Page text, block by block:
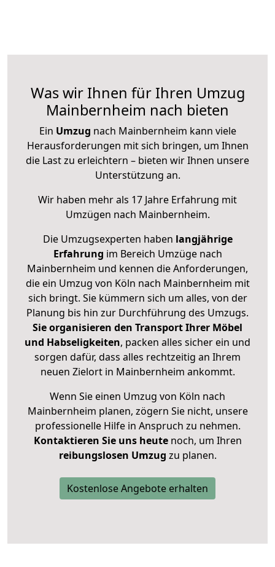
Was wir Ihnen für Ihren Umzug
Mainbernheim nach bieten
Ein Umzug nach Mainbernheim kann viele
Herausforderungen mit sich bringen, um Ihnen
die Last zu erleichtern – bieten wir Ihnen unsere
Unterstützung an.
Wir haben mehr als 17 Jahre Erfahrung mit
Umzügen nach Mainbernheim.
Die Umzugsexperten haben langjährige
Erfahrung im Bereich Umzüge nach
Mainbernheim und kennen die Anforderungen,
die ein Umzug von Köln nach Mainbernheim mit
sich bringt. Sie kümmern sich um alles, von der
Planung bis hin zur Durchführung des Umzugs.
Sie organisieren den Transport Ihrer Möbel
und Habseligkeiten, packen alles sicher ein und
sorgen dafür, dass alles rechtzeitig an Ihrem
neuen Zielort in Mainbernheim ankommt.
Wenn Sie einen Umzug von Köln nach
Mainbernheim planen, zögern Sie nicht, unsere
professionelle Hilfe in Anspruch zu nehmen.
Kontaktieren Sie uns heutenoch, um Ihren
reibungslosen Umzug zu planen.
Kostenlose Angebote erhalten